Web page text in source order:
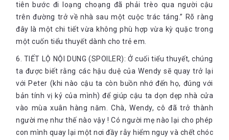
tiên bước đi loạng choạng đã phải trèo qua người cậu
trên đường trở về nhà sau một cuộc trác táng.” Rõ ràng
đây là một chi tiết vừa không phù hợp vừa kỳ quặc trong
một cuốn tiểu thuyết dành cho trẻ em.
6. TIẾT LỘ NỘI DUNG (SPOILER): Ở cuối tiểu thuyết, chúng
ta được biết rằng các hậu duệ của Wendy sẽ quay trở lại
với Peter (khi nào cậu ta còn buồn nhớ đến họ, đúng với
bản tính vị kỷ của mình) để giúp cậu ta dọn dẹp nhà cửa
vào mùa xuân hàng năm. Chà, Wendy, cô đã trở thành
người mẹ như thế nào vậy ! Có người mẹ nào lại cho phép
con mình quay lại một nơi đầy rẫy hiểm nguy và chết chóc